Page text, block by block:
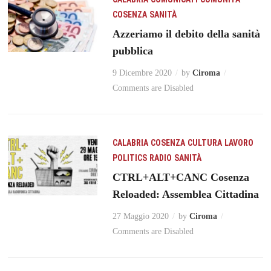
COSENZA SANITÀ
Azzeriamo il debito della sanità
pubblica
9 Dicembre 2020 by Ciroma
Comments are Disabled
CALABRIA COSENZA CULTURA LAVORO
POLITICS RADIO SANITÀ
CTRL+ALT+CANC Cosenza
Reloaded: Assemblea Cittadina
27 Maggio 2020 by Ciroma
Comments are Disabled